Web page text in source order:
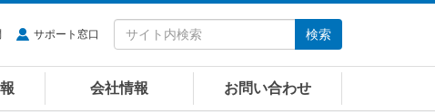
サポート窓口 検索
会社情報 お問い合わせ